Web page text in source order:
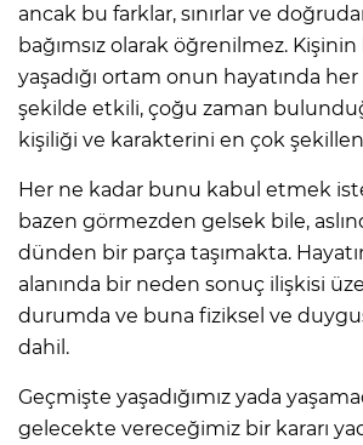
ancak bu farklar, sınırlar ve
bağımsız olarak öğrenilmez.
yaşadığı ortam onun hayatında
şekilde etkili, çoğu zaman
kişiliği ve karakterini en çok
Her ne kadar bunu kabul etmek
bazen görmezden gelsek bile,
dünden bir parça taşımakta.
alanında bir neden sonuç ilişkisi
durumda ve buna fiziksel ve
dahil.
Geçmişte yaşadığımız yada
gelecekte vereceğimiz bir kararı